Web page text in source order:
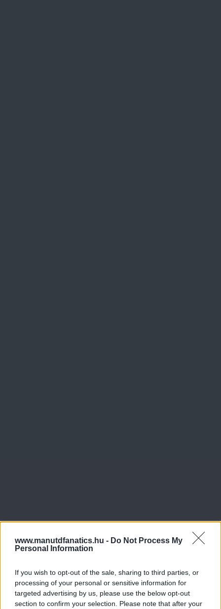
www.manutdfanatics.hu - Do Not Process My
Personal Information
If you wish to opt-out of the sale, sharing to third parties, or
processing of your personal or sensitive information for
targeted advertising by us, please use the below opt-out
section to confirm your selection. Please note that after your